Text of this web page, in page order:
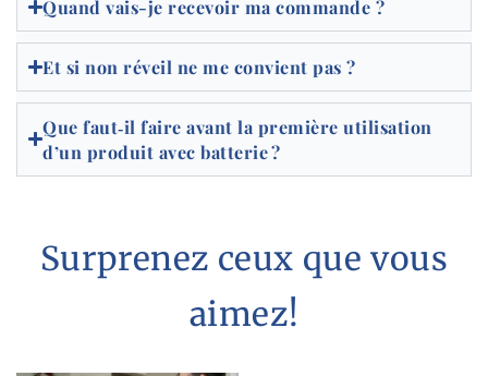
Quand vais-je recevoir ma commande ?
Et si non réveil ne me convient pas ?
Que faut‑il faire avant la première utilisation
d’un produit avec batterie ?
Surprenez ceux que vous
aimez!